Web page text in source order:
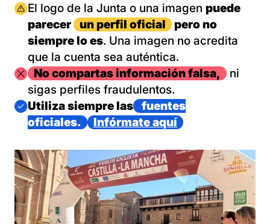
Imagen
El logo de la Junta o una imagen puede
parecer
un perfil oficial
pero no
siempre lo es. Una imagen no acredita
que la cuenta sea auténtica.
ImagenNo compartas información falsa,
ni
sigas perfiles fraudulentos.
Imagen
Utiliza siempre las
fuentes
oficiales.
Infórmate aquí